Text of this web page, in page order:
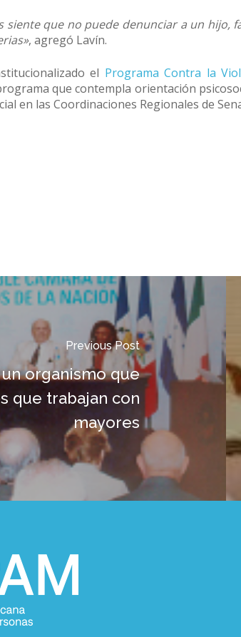
siente que no puede denunciar a un hijo,
, agregó Lavín.
el Programa Contra la
que contempla orientación
en las Coordinaciones Regionales de
Previous Post
organismo que
que trabajan con
mayores